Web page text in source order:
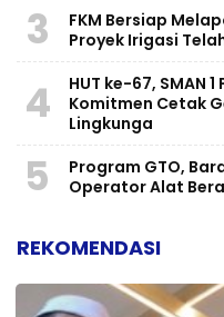
3
FKM Bersiap
Proyek Irigasi
4
HUT ke-67, SMAN
Komitmen Cetak
Lingkunga
5
Program GTO,
Operator Alat
REKOMENDASI